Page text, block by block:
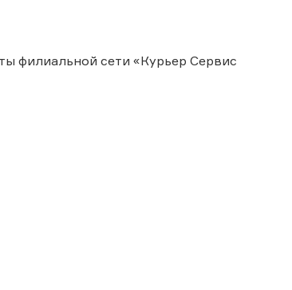
филиальной сети «Курьер Сервис